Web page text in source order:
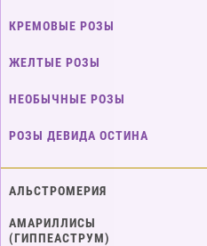
КРЕМОВЫЕ РОЗЫ
ЖЕЛТЫЕ РОЗЫ
НЕОБЫЧНЫЕ РОЗЫ
РОЗЫ ДЕВИДА ОСТИНА
АЛЬСТРОМЕРИЯ
АМАРИЛЛИСЫ
(ГИППЕАСТРУМ)